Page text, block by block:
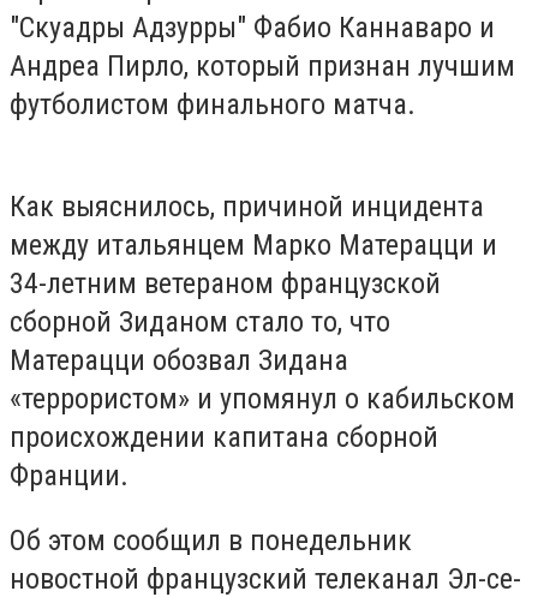
"Скуадры Адзурры" Фабио Каннаваро и
Андреа Пирло, который признан лучшим
футболистом финального матча.
Как выяснилось, причиной инцидента
между итальянцем Марко Матерацци и
34-летним ветераном французской
сборной Зиданом стало то, что
Матерацци обозвал Зидана
«террористом» и упомянул о кабильском
происхождении капитана сборной
Франции.
Об этом сообщил в понедельник
новостной французский телеканал Эл-се-